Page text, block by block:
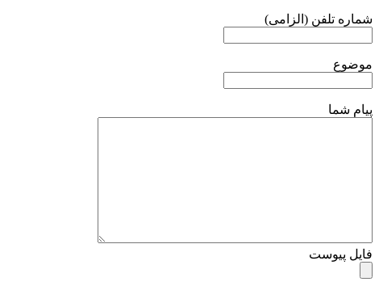
شماره تلفن (الزامی)
موضوع
پیام شما
فایل پیوست